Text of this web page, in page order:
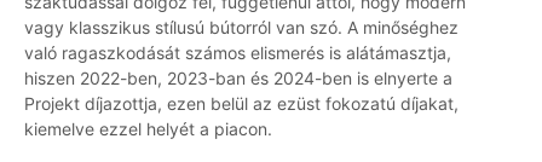
vagy klasszikus stílusú bútorról van szó. A minőséghez
való ragaszkodását számos elismerés is alátámasztja,
hiszen 2022-ben, 2023-ban és 2024-ben is elnyerte a
Projekt díjazottja, ezen belül az ezüst fokozatú díjakat,
kiemelve ezzel helyét a piacon.